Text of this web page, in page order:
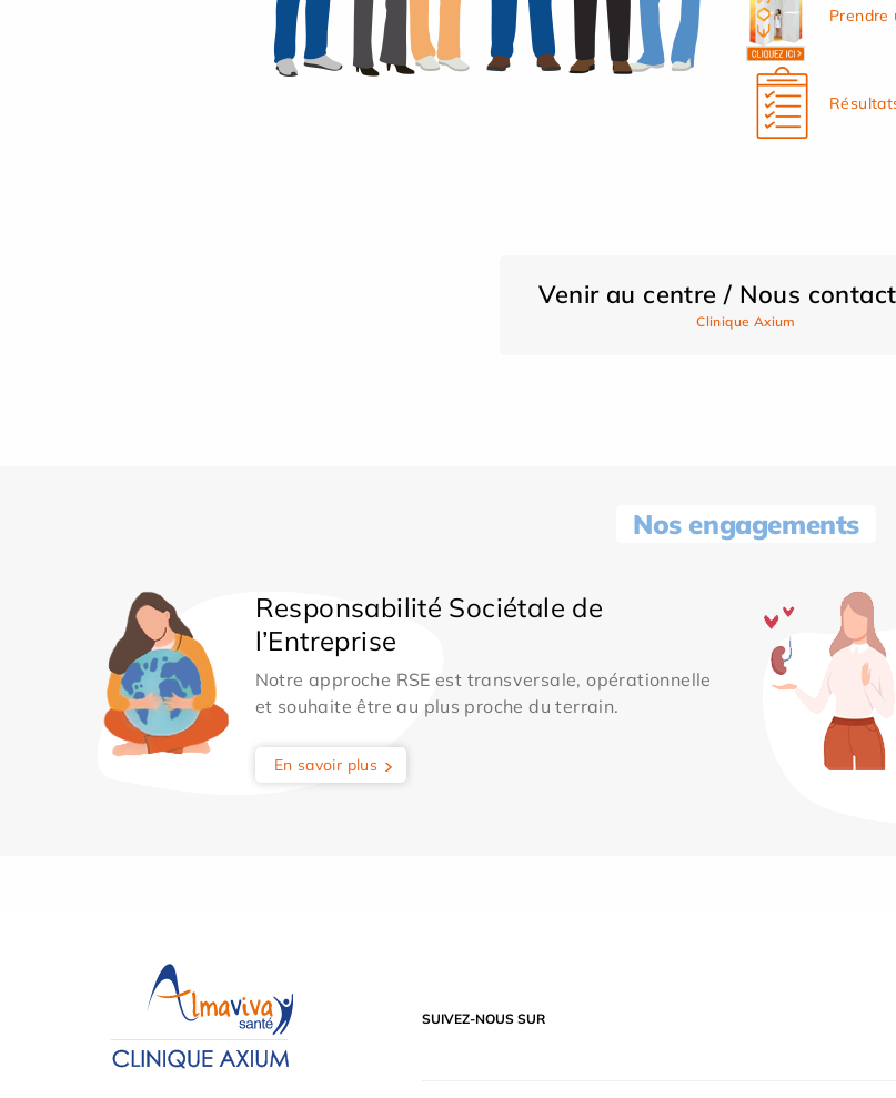
Prendre
Venir au centre / Nous
Clinique Axium
Nos engagements
Responsabilité Sociétale de
l’Entreprise
Notre approche RSE est transversale, opérationnelle
et souhaite être au plus proche du terrain.
En savoir plus
SUIVEZ-NOUS SUR